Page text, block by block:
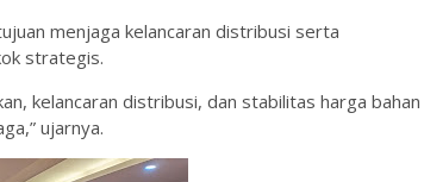
menjaga kelancaran distribusi serta
strategis.
kelancaran distribusi, dan stabilitas harga bahan
ujarnya.